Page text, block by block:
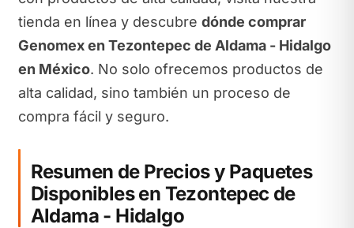
tienda en línea y descubre dónde comprar
Genomex en Tezontepec de Aldama - Hidalgo
en México. No solo ofrecemos productos de
alta calidad, sino también un proceso de
compra fácil y seguro.
Resumen de Precios y Paquetes
Disponibles en Tezontepec de
Aldama - Hidalgo